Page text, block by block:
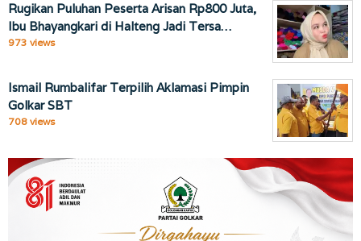
Rugikan Puluhan Peserta Arisan Rp800 Juta,
Ibu Bhayangkari di Halteng Jadi Tersa…
973 views
Ismail Rumbalifar Terpilih Aklamasi Pimpin
Golkar SBT
708 views